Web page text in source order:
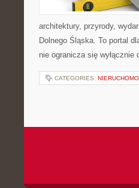
architektury, przyrody,
Dolnego Śląska. To portal
nie ogranicza się
CATEGORIES: